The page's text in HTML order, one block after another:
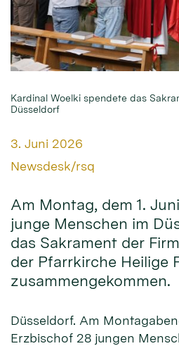
Kardinal Woelki spendete das
Düsseldorf
Datum:
3. Juni 2026
Von:
Newsdesk/rsq
Am Montag, dem 1.
junge Menschen im
das Sakrament der
der Pfarrkirche Heilige
zusammengekommen.
Düsseldorf. Am
Erzbischof 28 jungen